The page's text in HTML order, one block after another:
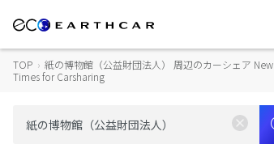
TOP › 紙の博物館（公益財団法人） 周辺のカーシェア New
Times for Carsharing